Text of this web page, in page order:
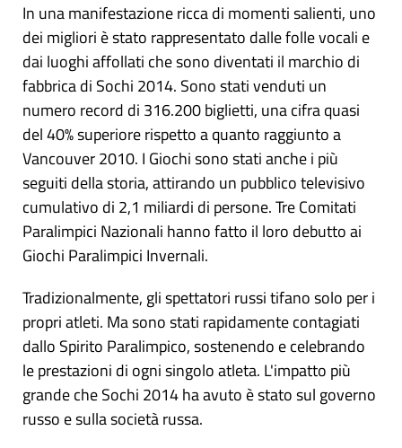
In una manifestazione ricca di momenti salienti, uno
dei migliori è stato rappresentato dalle folle vocali e
dai luoghi affollati che sono diventati il marchio di
fabbrica di Sochi 2014. Sono stati venduti un
numero record di 316.200 biglietti, una cifra quasi
del 40% superiore rispetto a quanto raggiunto a
Vancouver 2010. I Giochi sono stati anche i più
seguiti della storia, attirando un pubblico televisivo
cumulativo di 2,1 miliardi di persone. Tre Comitati
Paralimpici Nazionali hanno fatto il loro debutto ai
Giochi Paralimpici Invernali.
Tradizionalmente, gli spettatori russi tifano solo per i
propri atleti. Ma sono stati rapidamente contagiati
dallo Spirito Paralimpico, sostenendo e celebrando
le prestazioni di ogni singolo atleta. L'impatto più
grande che Sochi 2014 ha avuto è stato sul governo
russo e sulla società russa.